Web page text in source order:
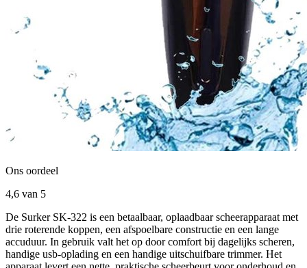
Ons oordeel
4,6 van 5
De Surker SK-322 is een betaalbaar, oplaadbaar scheerapparaat met
drie roterende koppen, een afspoelbare constructie en een lange
accuduur. In gebruik valt het op door comfort bij dagelijks scheren,
handige usb-oplading en een handige uitschuifbare trimmer. Het